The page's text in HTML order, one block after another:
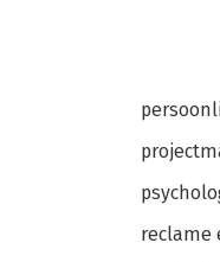
reclame